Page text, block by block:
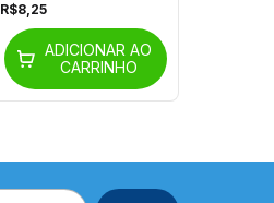
R$8,25
ADICIONAR AO
CARRINHO